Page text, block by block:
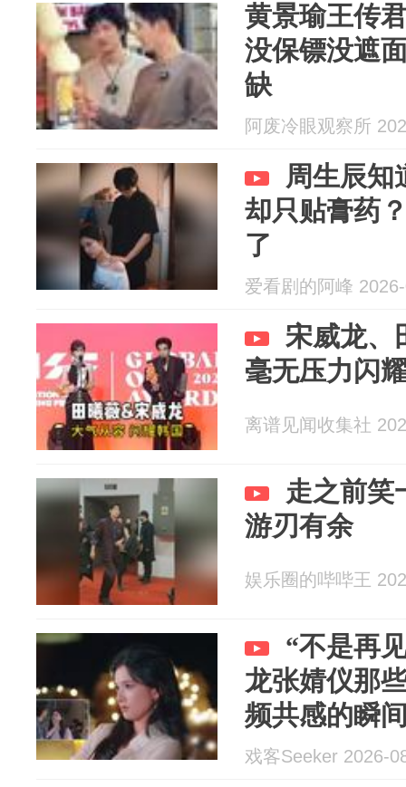
黄景瑜王传
没保镖没遮
缺
阿废冷眼观察所
周生辰知
却只贴膏药
了
爱看剧的阿峰
宋威龙、
毫无压力闪
离谱见闻收集社
走之前笑
游刃有余
娱乐圈的哔哔王
“不是再
龙张婧仪那
频共感的瞬
戏客Seeker 2026-